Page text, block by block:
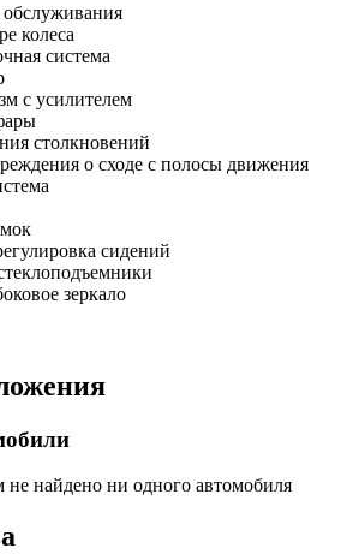
колеса
система
с усилителем
столкновений
о сходе с полосы движения
сидений
зеркало
найдено ни одного автомобиля